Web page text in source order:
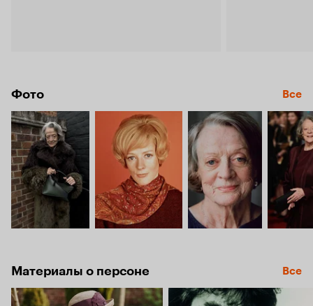
Фото Все
Материалы о персоне Все